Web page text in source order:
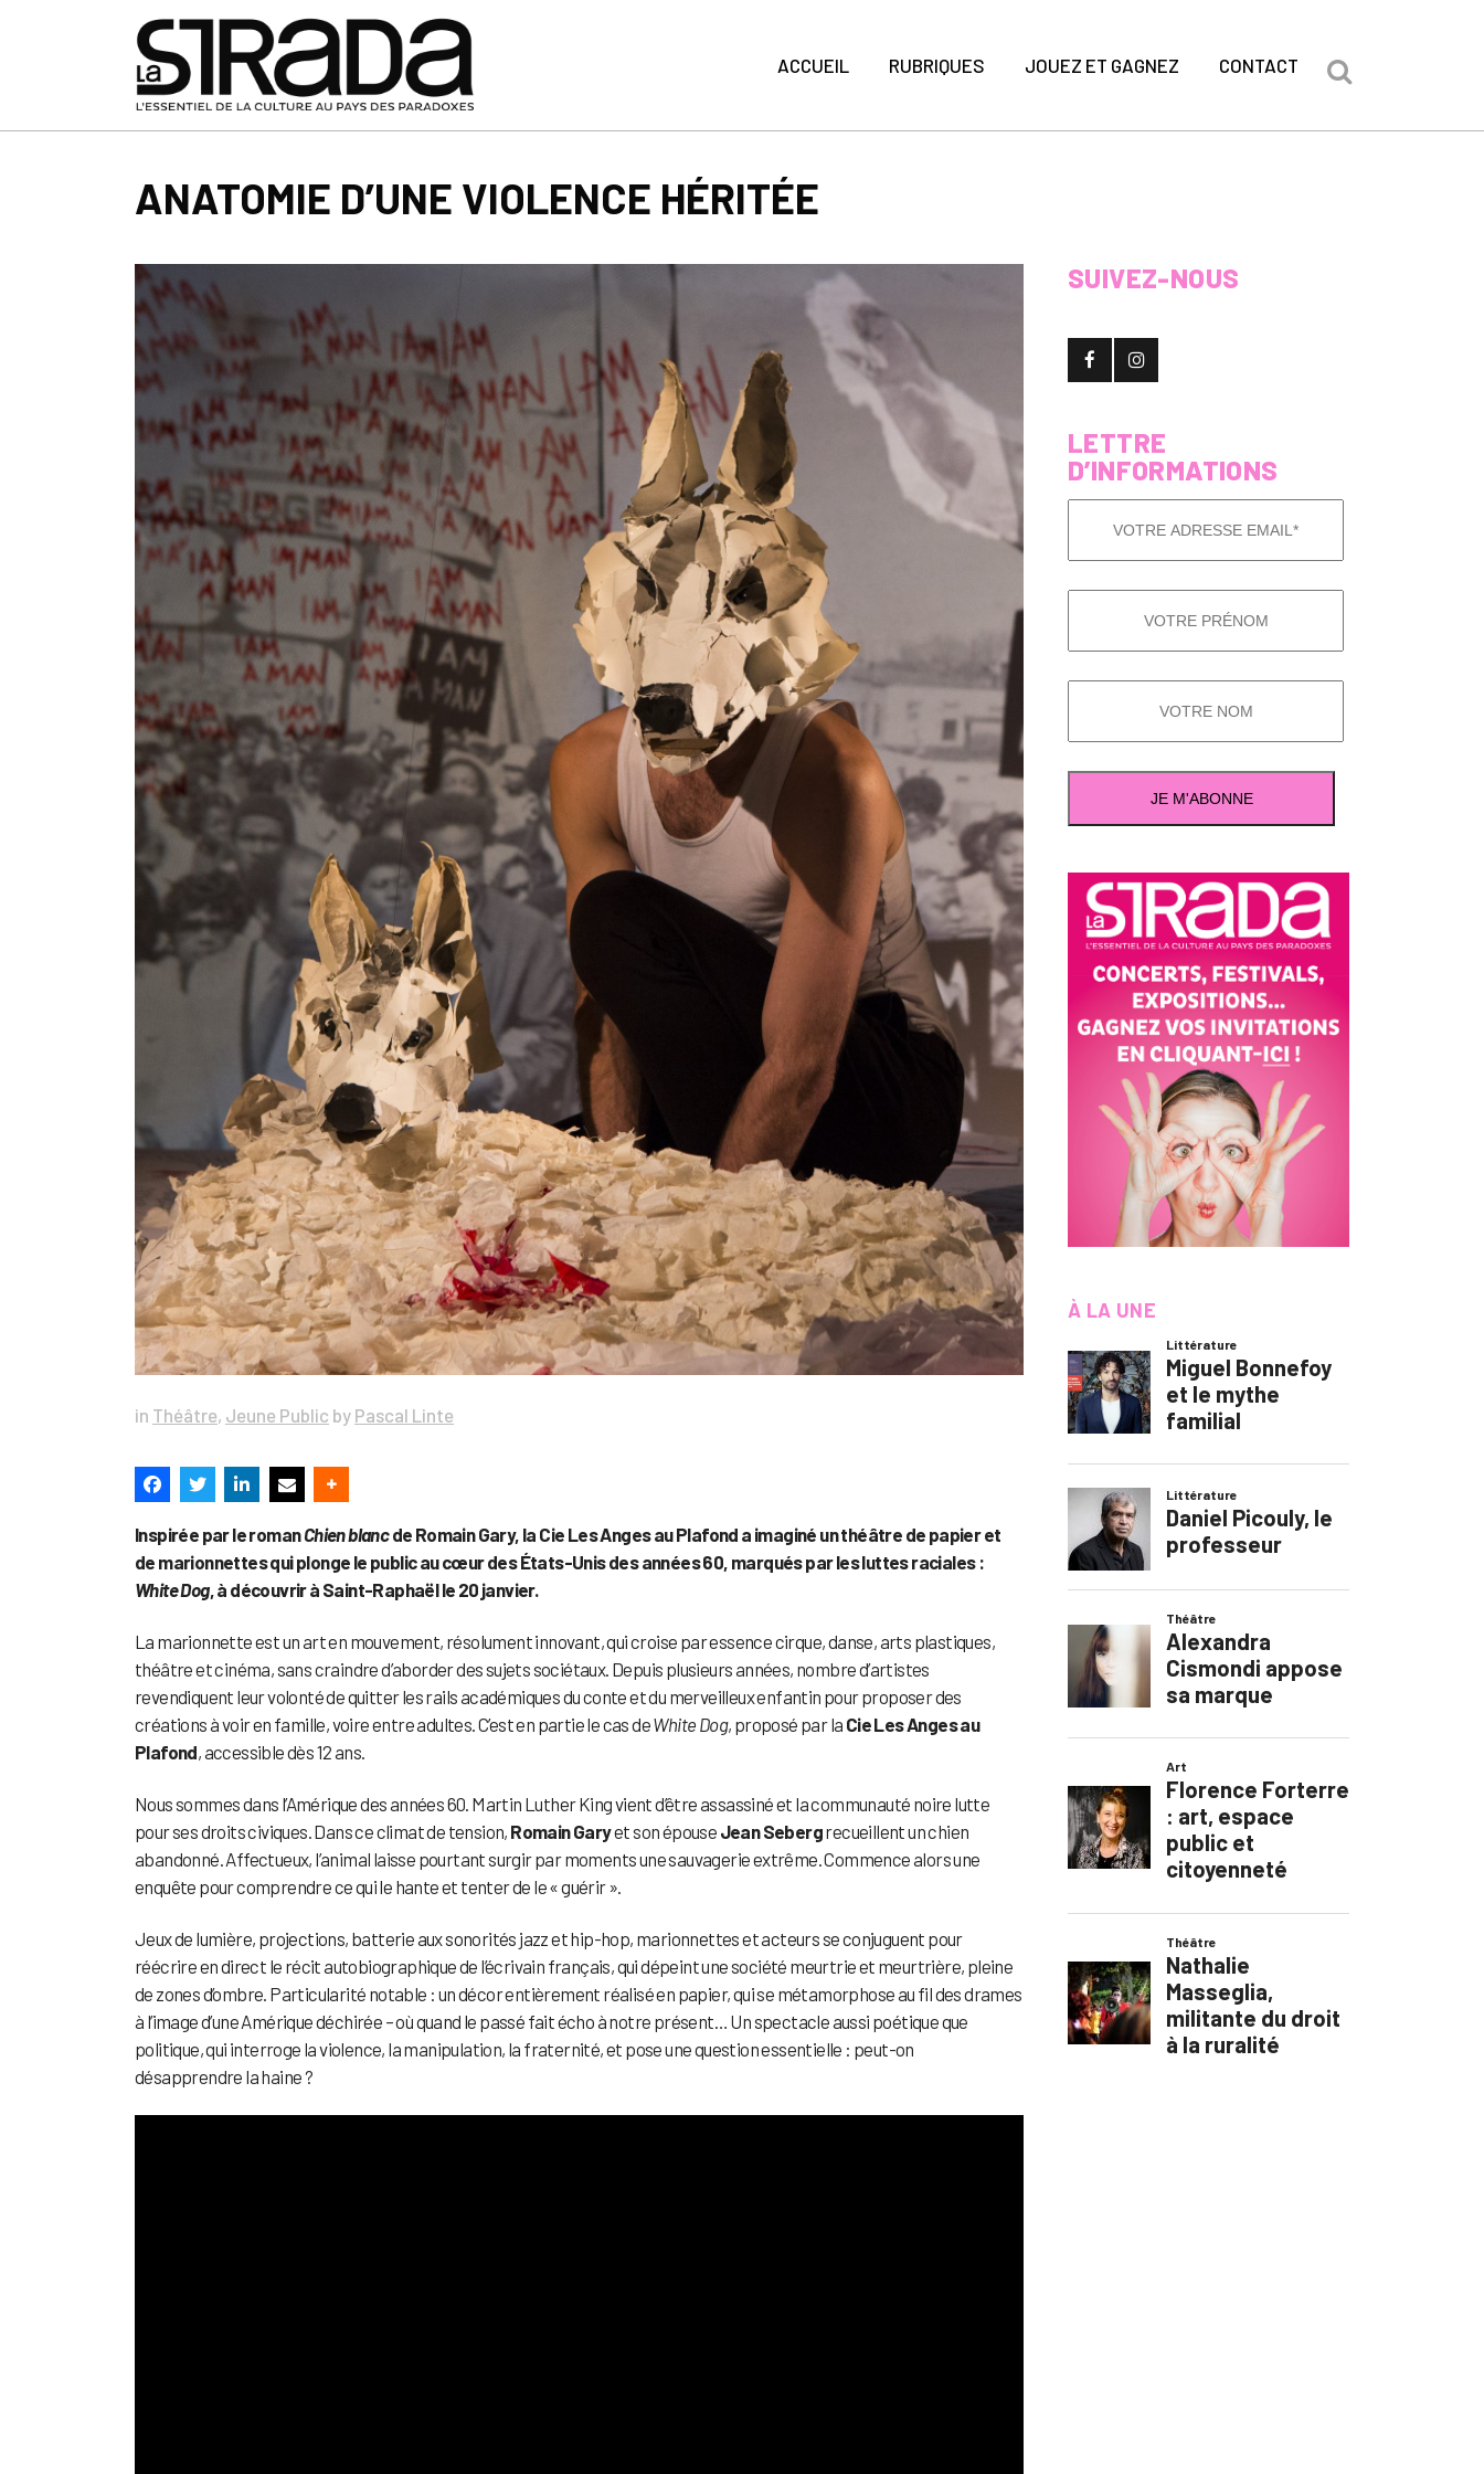
ACCUEIL RUBRIQUES JOUEZ ET GAGNEZ CONTACT
ANATOMIE D’UNE VIOLENCE HÉRITÉE
in Théâtre, Jeune Public by Pascal Linte
Inspirée par le romanChien blancde Romain Gary, la Cie Les Anges au Plafond a imaginé un théâtre de papier et
de marionnettes qui plonge le public au cœur des États-Unis des années 60, marqués par les luttes raciales :
White Dog, à découvrir à Saint-Raphaël le 20 janvier.
La marionnette est un art en mouvement, résolument innovant, qui croise par essence cirque, danse, arts plastiques,
théâtre et cinéma, sans craindre d’aborder des sujets sociétaux. Depuis plusieurs années, nombre d’artistes
revendiquent leur volonté de quitter les rails académiques du conte et du merveilleux enfantin pour proposer des
créations à voir en famille, voire entre adultes. C’est en partie le cas deWhite Dog, proposé par la Cie Les Anges au
Plafond, accessible dès 12 ans.
Nous sommes dans l’Amérique des années 60. Martin Luther King vient d’être assassiné et la communauté noire lutte
pour ses droits civiques. Dans ce climat de tension, Romain Garyet son épouse Jean Sebergrecueillent un chien
abandonné. Affectueux, l’animal laisse pourtant surgir par moments une sauvagerie extrême. Commence alors une
enquête pour comprendre ce qui le hante et tenter de le « guérir ».
Jeux de lumière, projections, batterie aux sonorités jazz et hip-hop, marionnettes et acteurs se conjuguent pour
réécrire en direct le récit autobiographique de l’écrivain français, qui dépeint une société meurtrie et meurtrière, pleine
de zones d’ombre. Particularité notable : un décor entièrement réalisé en papier, qui se métamorphose au fil des drames
à l’image d’une Amérique déchirée – où quand le passé fait écho à notre présent… Un spectacle aussi poétique que
politique, qui interroge la violence, la manipulation, la fraternité, et pose une question essentielle : peut-on
désapprendre la haine ?
SUIVEZ-NOUS
LETTRE
D’INFORMATIONS
À LA UNE